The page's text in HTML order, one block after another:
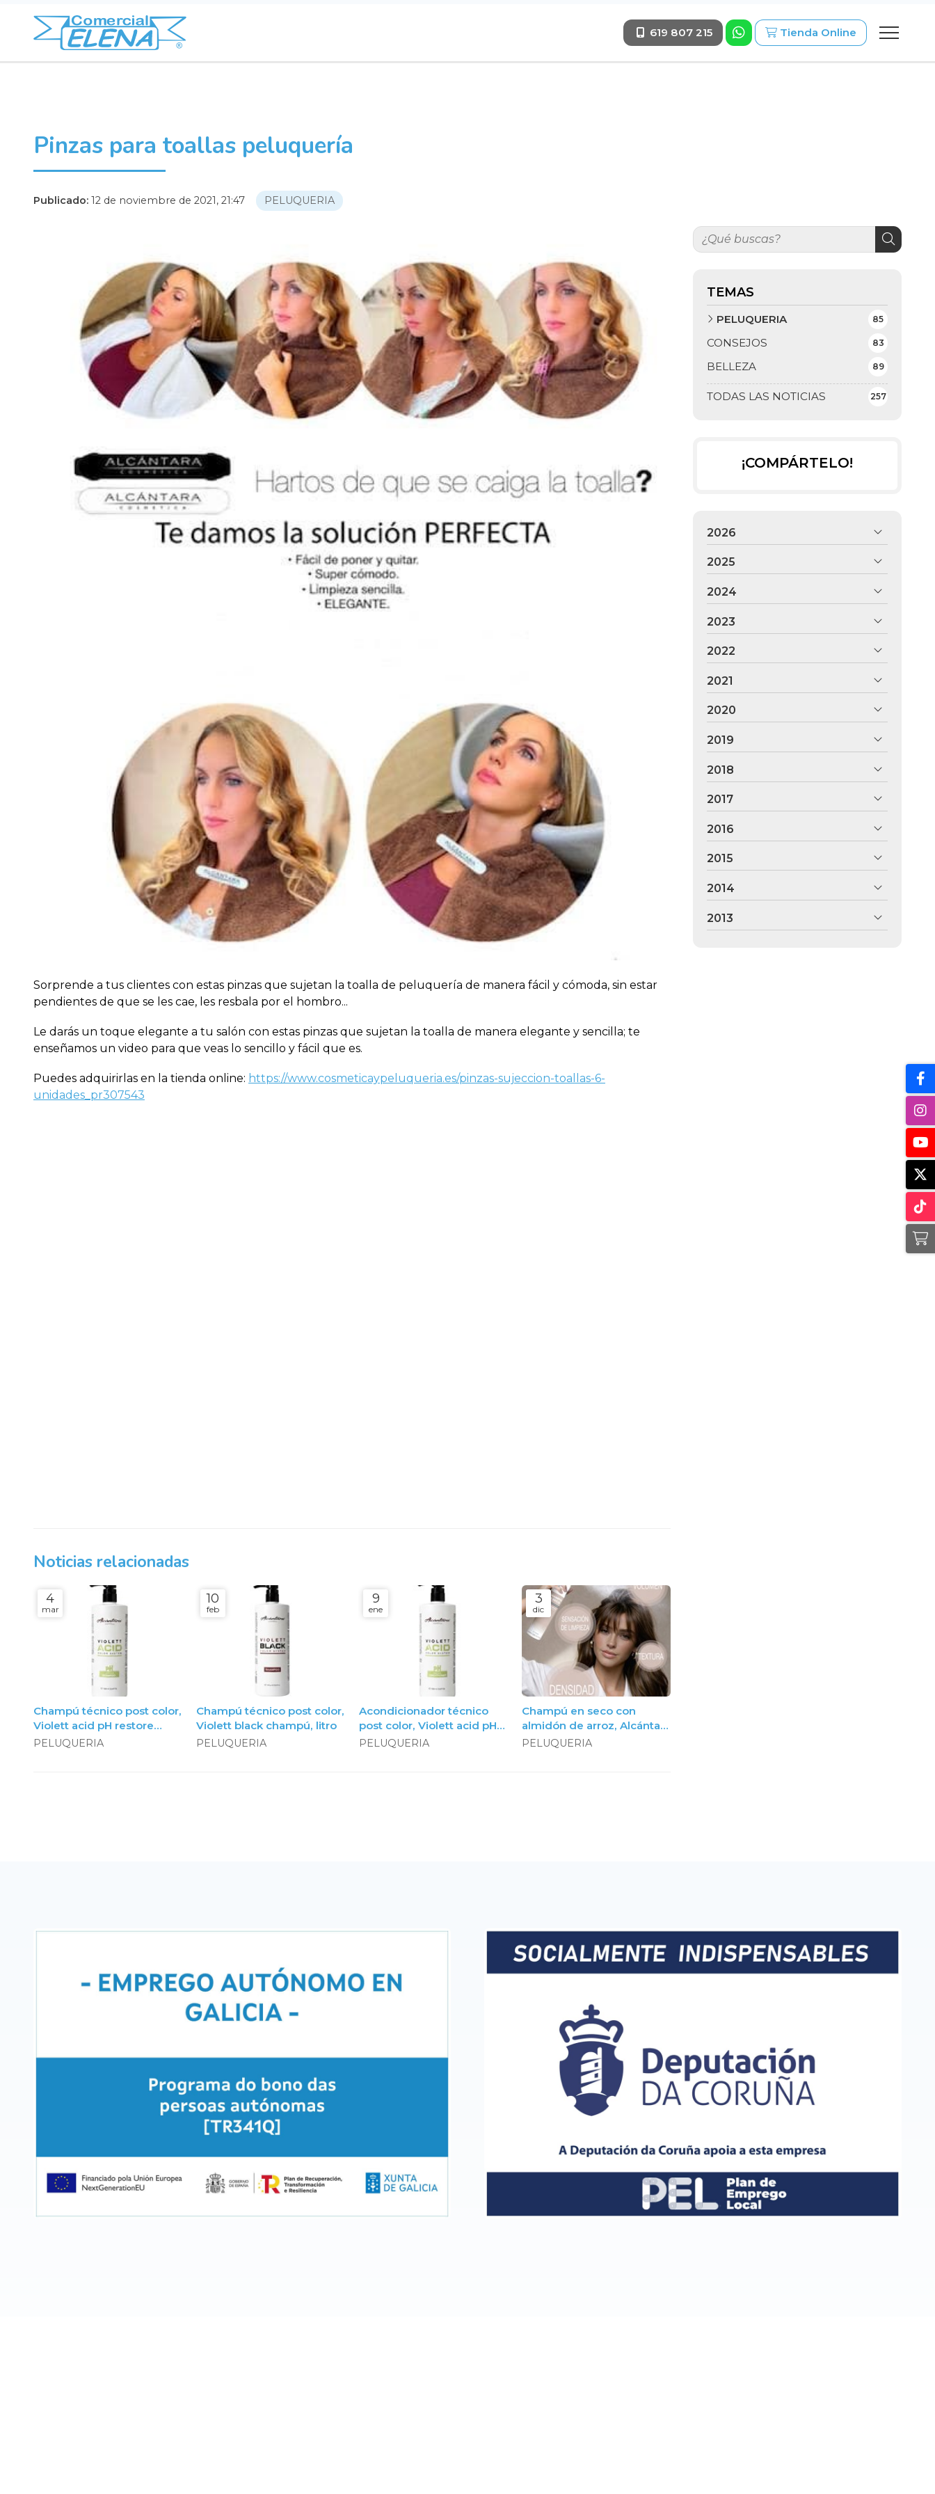
619 807 215 Tienda Online
Pinzas para toallas peluquería
Publicado: 12 de noviembre de 2021, 21:47 PELUQUERIA
TEMAS
TODAS LAS NOTICIAS 257
PELUQUERIA 85
CONSEJOS 83
BELLEZA 89
Sorprende a tus clientes con estas pinzas que sujetan la toalla de peluquería de manera fácil y cómoda, sin estar
pendientes de que se les cae, les resbala por el hombro...
Le darás un toque elegante a tu salón con estas pinzas que sujetan la toalla de manera elegante y sencilla; te
enseñamos un video para que veas lo sencillo y fácil que es.
Puedes adquirirlas en la tienda online: https://www.cosmeticaypeluqueria.es/pinzas-sujeccion-toallas-6-
unidades_pr307543
Noticias relacionadas
4
mar
Champú técnico post color,
Violett acid pH restore
champú, litro
PELUQUERIA
10
feb
Champú técnico post color,
Violett black champú, litro
PELUQUERIA
9
ene
Acondicionador técnico
post color, Violett acid pH
restore acondicionador,
PELUQUERIA
3
dic
Champú en seco con
almidón de arroz, Alcántara
Cosmética
PELUQUERIA
¡COMPÁRTELO!
2026
2025
2024
2023
2022
2021
2020
2019
2018
2017
2016
2015
2014
2013